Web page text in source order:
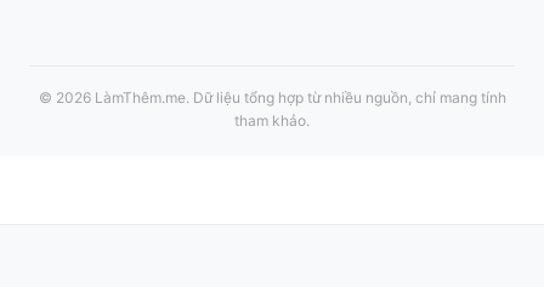
© 2026 LàmThêm.me. Dữ liệu tổng hợp từ nhiều nguồn, chỉ mang tính
tham khảo.